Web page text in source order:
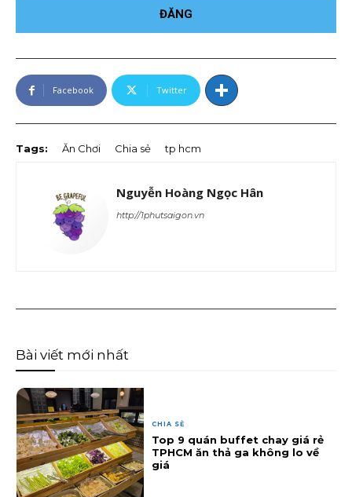
Facebook Twitter
Tags: Ăn Chơi Chia sẻ tp hcm
Nguyễn Hoàng Ngọc Hân
http://1phutsaigon.vn
Bài viết mới nhất
CHIA SẺ
Top 9 quán buffet chay giá rẻ
TPHCM ăn thả ga không lo về
giá